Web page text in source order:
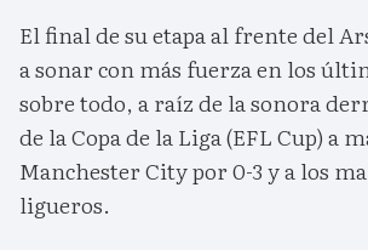
El final de su etapa al frente del
a sonar con más fuerza en los
sobre todo, a raíz de la sonora
de la Copa de la Liga (EFL Cup) a
Manchester City por 0-3 y a los
ligueros.